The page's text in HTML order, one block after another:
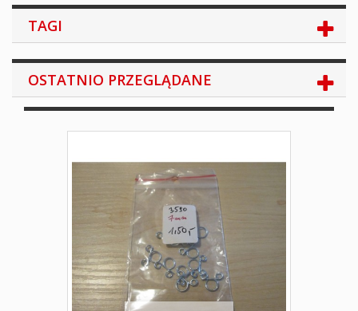
TAGI
OSTATNIO PRZEGLĄDANE